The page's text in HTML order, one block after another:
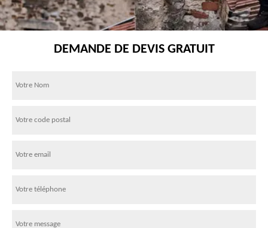
DEMANDE DE DEVIS GRATUIT